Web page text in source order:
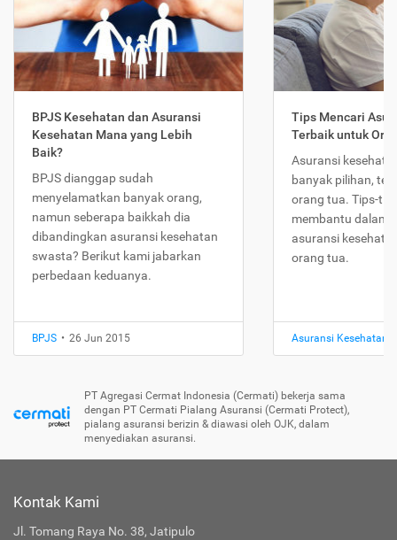
BPJS Kesehatan dan Asuransi
Kesehatan Mana yang Lebih
Baik?
BPJS dianggap sudah
menyelamatkan banyak orang,
namun seberapa baikkah dia
dibandingkan asuransi kesehatan
swasta? Berikut kami jabarkan
perbedaan keduanya.
BPJS • 26 Jun 2015
Tips Mencari
Terbaik untuk
Asuransi
banyak pilihan,
orang tua. Tips-
membantu dalam
asuransi
orang tua.
Asuransi Kesehatan
PT Agregasi Cermat Indonesia (Cermati) bekerja sama
dengan PT Cermati Pialang Asuransi (Cermati Protect),
pialang asuransi berizin & diawasi oleh OJK, dalam
menyediakan asuransi.
Kontak Kami
Jl. Tomang Raya No. 38, Jatipulo